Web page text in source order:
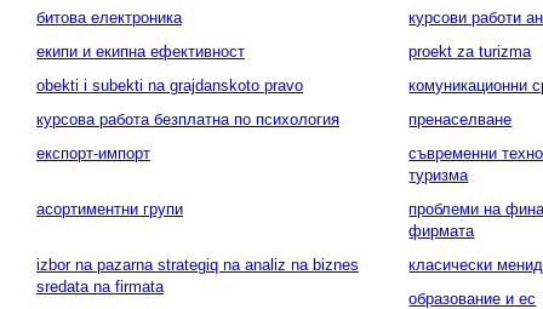
битова електроника
курсови работи
екипи и екипна ефективност
proekt za turizma
obekti i subekti na grajdanskoto pravo
комуникационни
курсова работа безплатна по психология
пренаселване
експорт-импорт
съвременни
туризма
асортиментни групи
проблеми на
фирмата
izbor na pazarna strategiq na analiz na biznes
sredata na firmata
класически
образование и ес